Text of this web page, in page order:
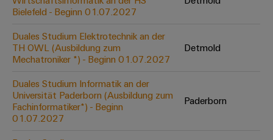
Abwasseraufbereitung
für
die
Wasser-
Abwasserindustrie
Wasserstoff
Wasserstoff
Werkzeuge
Automaten
Software
Markierer
Industriedrucker
Bielefeld - Beginn 01.07.2027
Duales Studium Elektrotechnik an der
TH OWL (Ausbildung zum
Mechatroniker *) - Beginn 01.07.2027
Detmold
Duales Studium Informatik an der
Universität Paderborn (Ausbildung zum
Fachinformatiker*) - Beginn
01.07.2027
Paderborn